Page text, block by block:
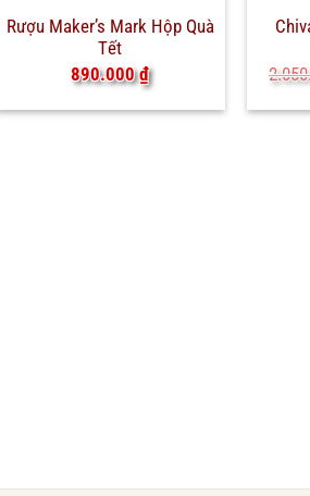
Rượu Maker’s Mark Hộp Quà
Tết
890.000₫